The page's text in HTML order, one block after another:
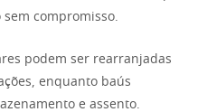
compromisso.
podem ser rearranjadas
enquanto baús
e assento.